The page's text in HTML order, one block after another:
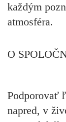
každým
atmosféra.
O
Podporovať
napred, v